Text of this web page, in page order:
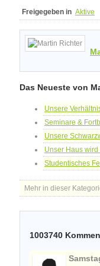
Freigegeben in Aktive
Das Neueste von
Unsere
Seminare &
Unsere
Unser Haus
Studentisches
Mehr in dieser
1003740